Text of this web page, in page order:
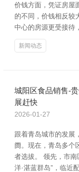
价钱方面，凭证房屋
的不同，价钱相反较
中心的房源更受接待
新闻动态
城阳区食品销售-
展赶快
2026-01-27
跟着青岛城市的发展
阓。现在，青岛多个
者选拔。 领先，市
洋·湛蓝群岛”，临近